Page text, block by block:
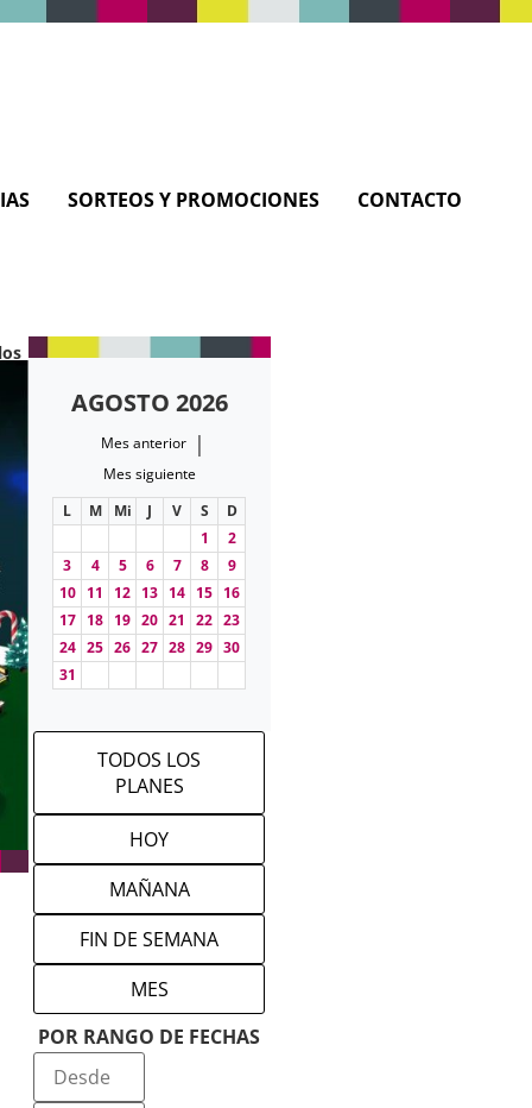
SORTEOS Y PROMOCIONES CONTACTO
AGOSTO 2026
Mes anterior |
Mes siguiente
L
M Mi J V S
D
1
2
3
4 5 6 7 8
9
10 11 12 13 14 15 16
17 18 19 20 21 22 23
24 25 26 27 28 29 30
31
TODOS LOS
PLANES
HOY
MAÑANA
FIN DE SEMANA
MES
POR RANGO DE FECHAS